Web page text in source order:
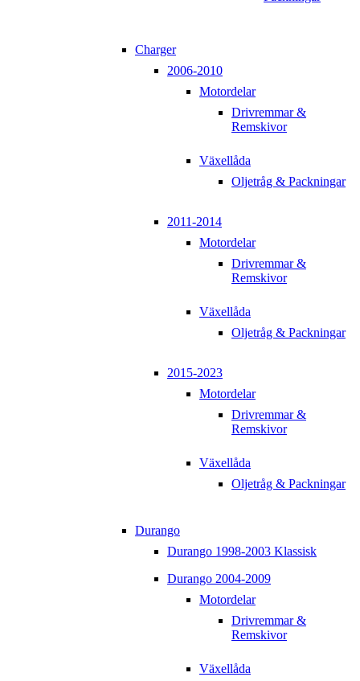
Charger
2006-2010
Motordelar
Drivremmar &
Remskivor
Växellåda
Oljetråg & Packningar
2011-2014
Motordelar
Drivremmar &
Remskivor
Växellåda
Oljetråg & Packningar
2015-2023
Motordelar
Drivremmar &
Remskivor
Växellåda
Oljetråg & Packningar
Durango
Durango 1998-2003 Klassisk
Durango 2004-2009
Motordelar
Drivremmar &
Remskivor
Växellåda